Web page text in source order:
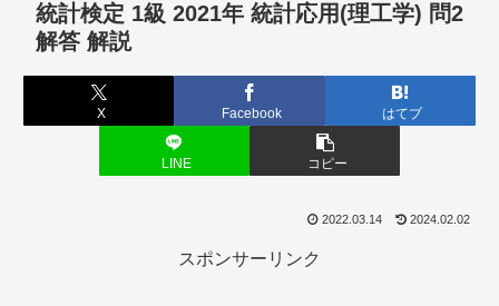
統計検定 1級 2021年 統計応用(理工学) 問2
解答 解説
X Facebook はてブ
LINE コピー
2022.03.14 2024.02.02
スポンサーリンク